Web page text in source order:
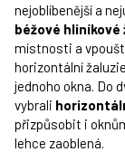
nejoblíbenější a
béžové hliníkové
místnosti a
horizontální
jednoho okna. Do
vybrali
přizpůsobit i
lehce zaoblená.